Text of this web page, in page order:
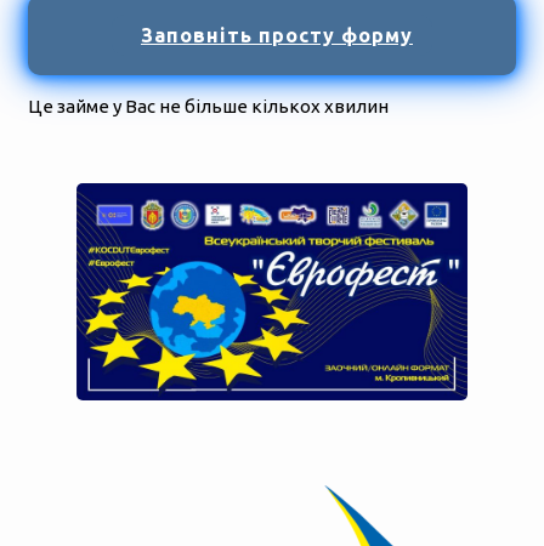
Заповніть просту форму
Це займе у Вас не більше кількох хвилин